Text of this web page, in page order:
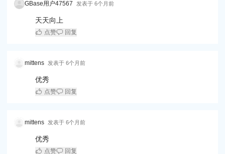
GBase用户47567 发表于 6个月前
天天向上
点赞 回复
mittens 发表于 6个月前
优秀
点赞 回复
mittens 发表于 6个月前
优秀
点赞 回复